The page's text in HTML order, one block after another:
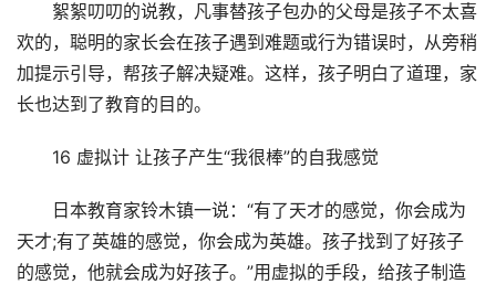
絮絮叨叨的说教，凡事替孩子包办的父母是孩子不太喜
欢的，聪明的家长会在孩子遇到难题或行为错误时，从旁稍
加提示引导，帮孩子解决疑难。这样，孩子明白了道理，家
长也达到了教育的目的。
16 虚拟计 让孩子产生“我很棒”的自我感觉
日本教育家铃木镇一说：“有了天才的感觉，你会成为
天才;有了英雄的感觉，你会成为英雄。孩子找到了好孩子
的感觉，他就会成为好孩子。”用虚拟的手段，给孩子制造